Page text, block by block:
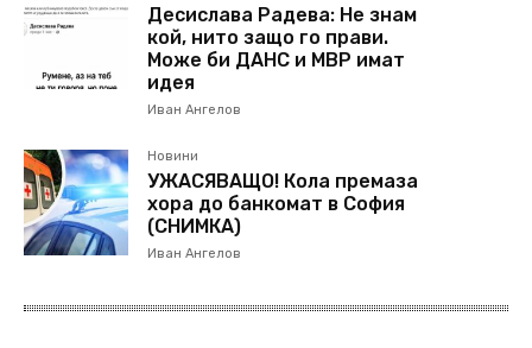
Десислава Радева: Не знам
кой, нито защо го прави.
Може би ДАНС и МВР имат
идея
Иван Ангелов
Новини
УЖАСЯВАЩО! Кола премаза
хора до банкомат в София
(СНИМКА)
Иван Ангелов